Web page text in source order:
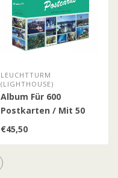
LEUCHTTURM
(LIGHTHOUSE)
Album Für 600
Postkarten / Mit 50
Festeingebundenen
€45,50